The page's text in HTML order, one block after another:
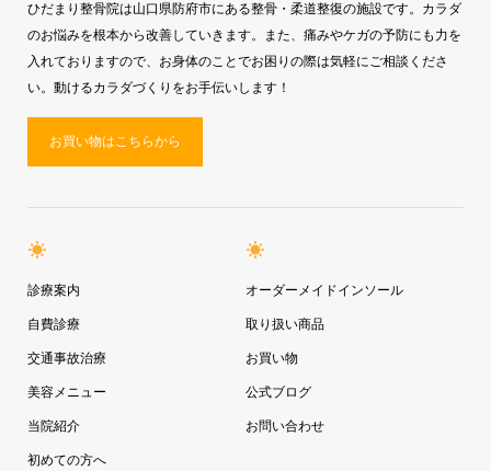
ひだまり整骨院は山口県防府市にある整骨・柔道整復の施設です。カラダ
のお悩みを根本から改善していきます。また、痛みやケガの予防にも力を
入れておりますので、お身体のことでお困りの際は気軽にご相談くださ
い。動けるカラダづくりをお手伝いします！
お買い物はこちらから
診療案内
自費診療
交通事故治療
美容メニュー
当院紹介
初めての方へ
オーダーメイドインソール
取り扱い商品
お買い物
公式ブログ
お問い合わせ